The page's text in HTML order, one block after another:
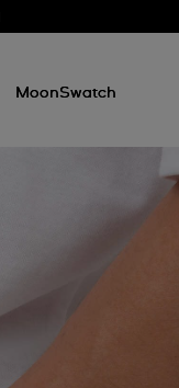
MoonSwatch